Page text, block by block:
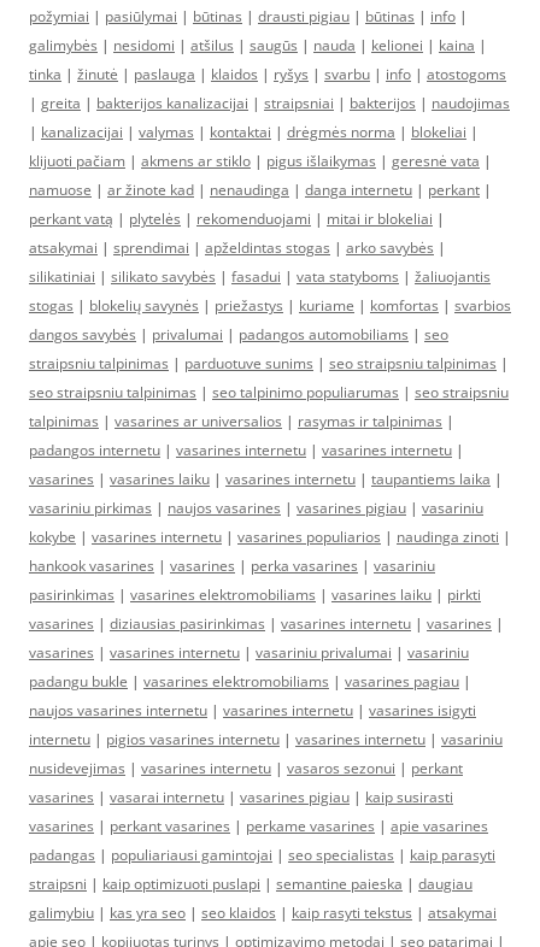
požymiai | pasiūlymai | būtinas | drausti pigiau | būtinas | info |
galimybės | nesidomi | atšilus | saugūs | nauda | kelionei | kaina |
tinka | žinutė | paslauga | klaidos | ryšys | svarbu | info | atostogoms
| greita | bakterijos kanalizacijai | straipsniai | bakterijos | naudojimas
| kanalizacijai | valymas | kontaktai | drėgmės norma | blokeliai |
klijuoti pačiam | akmens ar stiklo | pigus išlaikymas | geresnė vata |
namuose | ar žinote kad | nenaudinga | danga internetu | perkant |
perkant vatą | plytelės | rekomenduojami | mitai ir blokeliai |
atsakymai | sprendimai | apželdintas stogas | arko savybės |
silikatiniai | silikato savybės | fasadui | vata statyboms | žaliuojantis
stogas | blokelių savynės | priežastys | kuriame | komfortas | svarbios
dangos savybės | privalumai | padangos automobiliams | seo
straipsniu talpinimas | parduotuve sunims | seo straipsniu talpinimas |
seo straipsniu talpinimas | seo talpinimo populiarumas | seo straipsniu
talpinimas | vasarines ar universalios | rasymas ir talpinimas |
padangos internetu | vasarines internetu | vasarines internetu |
vasarines | vasarines laiku | vasarines internetu | taupantiems laika |
vasariniu pirkimas | naujos vasarines | vasarines pigiau | vasariniu
kokybe | vasarines internetu | vasarines populiarios | naudinga zinoti |
hankook vasarines | vasarines | perka vasarines | vasariniu
pasirinkimas | vasarines elektromobiliams | vasarines laiku | pirkti
vasarines | diziausias pasirinkimas | vasarines internetu | vasarines |
vasarines | vasarines internetu | vasariniu privalumai | vasariniu
padangu bukle | vasarines elektromobiliams | vasarines pagiau |
naujos vasarines internetu | vasarines internetu | vasarines isigyti
internetu | pigios vasarines internetu | vasarines internetu | vasariniu
nusidevejimas | vasarines internetu | vasaros sezonui | perkant
vasarines | vasarai internetu | vasarines pigiau | kaip susirasti
vasarines | perkant vasarines | perkame vasarines | apie vasarines
padangas | populiariausi gamintojai | seo specialistas | kaip parasyti
straipsni | kaip optimizuoti puslapi | semantine paieska | daugiau
galimybiu | kas yra seo | seo klaidos | kaip rasyti tekstus | atsakymai
apie seo | kopijuotas turinys | optimizavimo metodai | seo patarimai |